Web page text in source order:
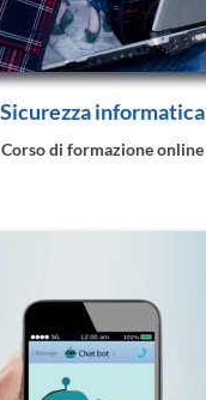
Sicurezza informatica
Corso di formazione online